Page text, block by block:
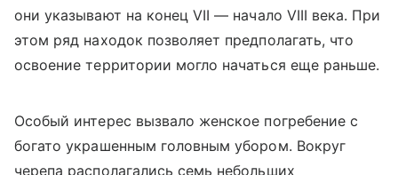
они указывают на конец VII — начало VIII века. При
этом ряд находок позволяет предполагать, что
освоение территории могло начаться еще раньше.
Особый интерес вызвало женское погребение с
богато украшенным головным убором. Вокруг
черепа располагались семь небольших